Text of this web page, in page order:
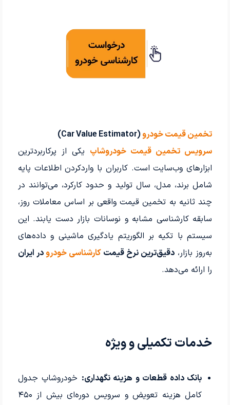
تخمین قیمت خودرو(Car Value Estimator)
سرویس تخمین قیمت خودروشاپ یکی از پرکاربردترین
ابزارهای وب‌سایت است. کاربران با واردکردن اطلاعات پایه
شامل برند، مدل، سال تولید و حدود کارکرد، می‌توانند در
چند ثانیه به تخمین قیمت واقعی بر اساس معاملات روز،
سابقه کارشناسی مشابه و نوسانات بازار دست یابند. این
سیستم با تکیه بر الگوریتم یادگیری ماشینی و داده‌های
به‌روز بازار، دقیق‌ترین نرخ قیمتکارشناسی خودرو در ایران
را ارائه می‌دهد.
خدمات تکمیلی و ویژه
بانک داده قطعات و هزینه نگهداری: خودروشاپ جدول
کامل هزینه تعویض و سرویس دوره‌ای بیش از ۴۵۰